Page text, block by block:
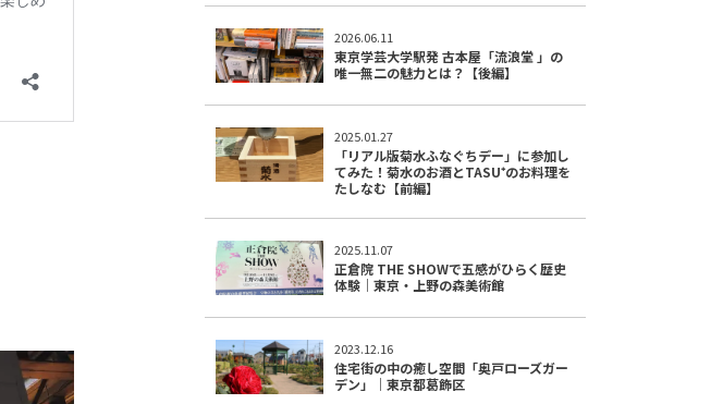
2026.06.11
東京学芸大学駅発 古本屋「流浪堂 」の
唯一無二の魅力とは？【後編】
2025.01.27
「リアル版菊水ふなぐちデー」に参加し
てみた！菊水のお酒とTASU⁺のお料理を
たしなむ【前編】
2025.11.07
正倉院 THE SHOWで五感がひらく歴史
体験｜東京・上野の森美術館
2023.12.16
住宅街の中の癒し空間「奥戸ローズガー
デン」｜東京都葛飾区